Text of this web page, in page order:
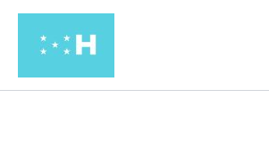
contenido